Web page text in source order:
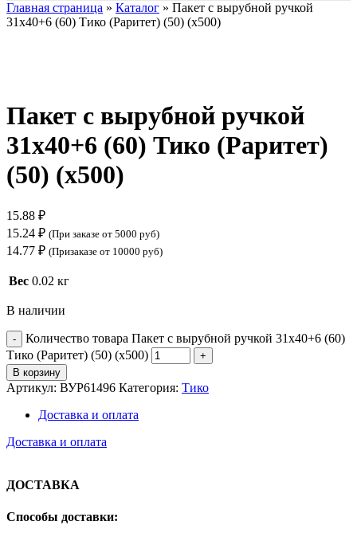
Главная страница » Каталог » Пакет с вырубной ручкой
31х40+6 (60) Тико (Раритет) (50) (х500)
Пакет с вырубной ручкой
31х40+6 (60) Тико (Раритет)
(50) (х500)
15.88 ₽
15.24 ₽ (При заказе от 5000 руб)
14.77 ₽ (Призаказе от 10000 руб)
Вес 0.02 кг
В наличии
Количество товара Пакет с вырубной ручкой 31х40+6 (60)
Тико (Раритет) (50) (х500)
В корзину
Артикул: ВУР61496 Категория: Тико
Доставка и оплата
Доставка и оплата
ДОСТАВКА
Способы доставки: